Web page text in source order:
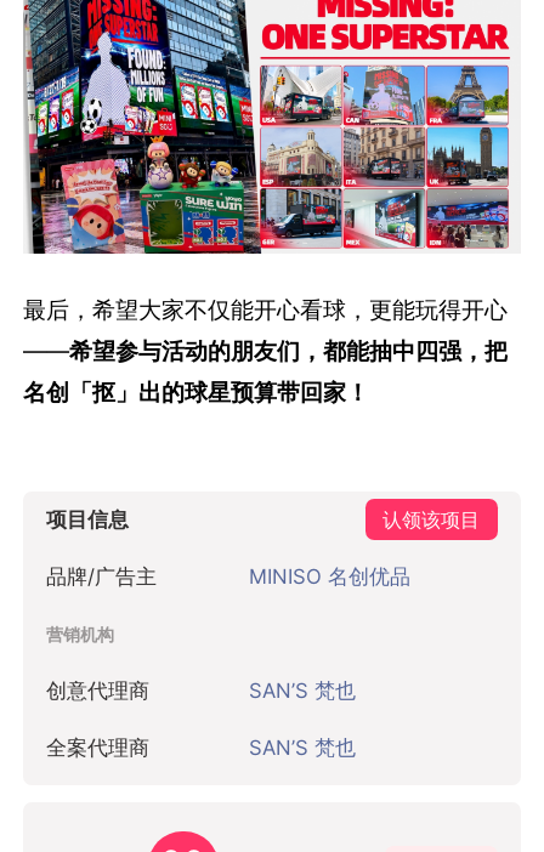
最后，希望大家不仅能开心看球，更能玩得开心
——希望参与活动的朋友们，都能抽中四强，把
名创「抠」出的球星预算带回家！
项目信息 认领该项目
品牌/广告主 MINISO 名创优品
营销机构
创意代理商 SAN’S 梵也
全案代理商 SAN’S 梵也